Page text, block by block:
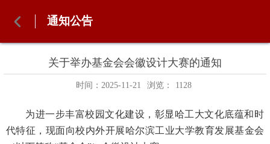
通知公告
关于举办基金会会徽设计大赛的通知
时间：2025-11-21 浏览： 1128
为进一步丰富校园文化建设，彰显哈工大文化底蕴和时
代特征，现面向校内外开展哈尔滨工业大学教育发展基金会